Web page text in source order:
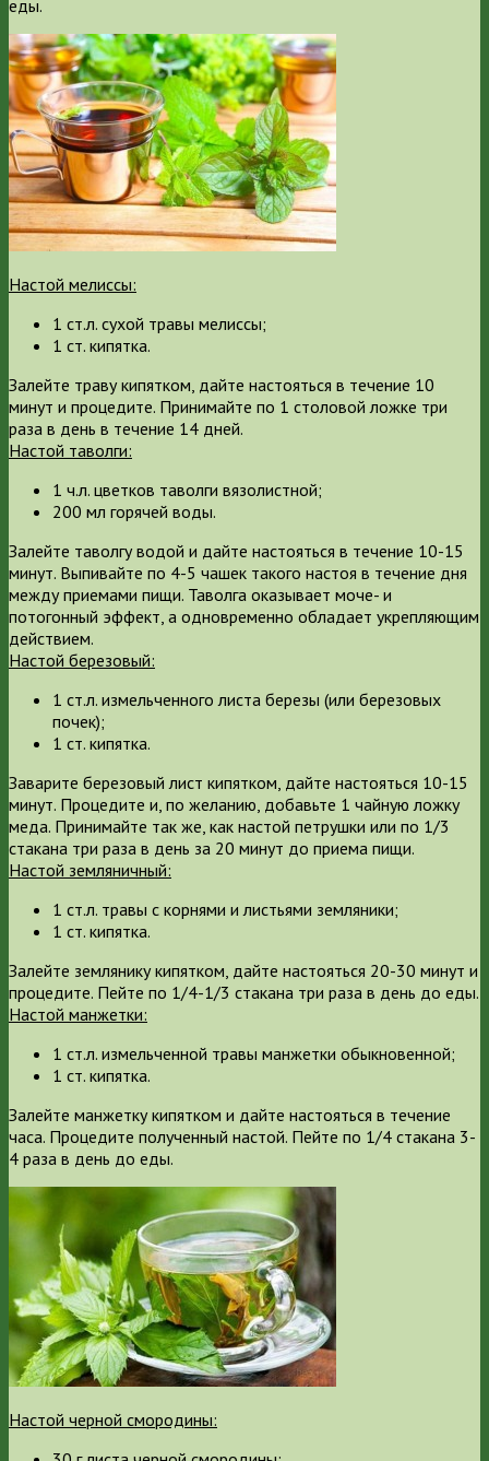
еды.
Настой мелиссы:
1 ст.л. сухой травы мелиссы;
1 ст. кипятка.
Залейте траву кипятком, дайте настояться в течение 10
минут и процедите. Принимайте по 1 столовой ложке три
раза в день в течение 14 дней.
Настой таволги:
1 ч.л. цветков таволги вязолистной;
200 мл горячей воды.
Залейте таволгу водой и дайте настояться в течение 10-15
минут. Выпивайте по 4-5 чашек такого настоя в течение дня
между приемами пищи. Таволга оказывает моче- и
потогонный эффект, а одновременно обладает укрепляющим
действием.
Настой березовый:
1 ст.л. измельченного листа березы (или березовых
почек);
1 ст. кипятка.
Заварите березовый лист кипятком, дайте настояться 10-15
минут. Процедите и, по желанию, добавьте 1 чайную ложку
меда. Принимайте так же, как настой петрушки или по 1/3
стакана три раза в день за 20 минут до приема пищи.
Настой земляничный:
1 ст.л. травы с корнями и листьями земляники;
1 ст. кипятка.
Залейте землянику кипятком, дайте настояться 20-30 минут и
процедите. Пейте по 1/4-1/3 стакана три раза в день до еды.
Настой манжетки:
1 ст.л. измельченной травы манжетки обыкновенной;
1 ст. кипятка.
Залейте манжетку кипятком и дайте настояться в течение
часа. Процедите полученный настой. Пейте по 1/4 стакана 3-
4 раза в день до еды.
Настой черной смородины: